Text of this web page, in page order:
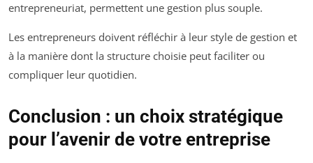
entrepreneuriat, permettent une gestion plus souple.
Les entrepreneurs doivent réfléchir à leur style de gestion et
à la manière dont la structure choisie peut faciliter ou
compliquer leur quotidien.
Conclusion : un choix stratégique
pour l’avenir de votre entreprise